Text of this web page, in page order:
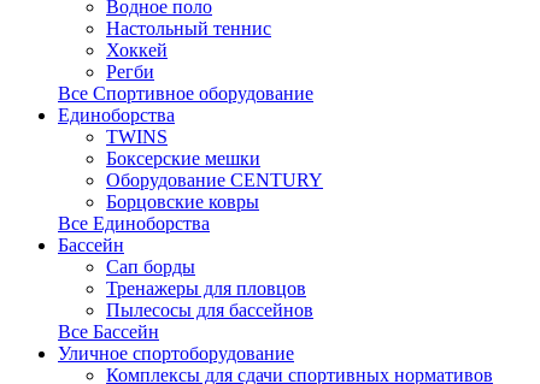
Водное поло
Настольный теннис
Хоккей
Регби
Все Спортивное оборудование
Единоборства
TWINS
Боксерские мешки
Оборудование CENTURY
Борцовские ковры
Все Единоборства
Бассейн
Сап борды
Тренажеры для пловцов
Пылесосы для бассейнов
Все Бассейн
Уличное спортоборудование
Комплексы для сдачи спортивных нормативов